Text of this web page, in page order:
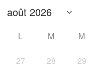
L M M
27 28 29